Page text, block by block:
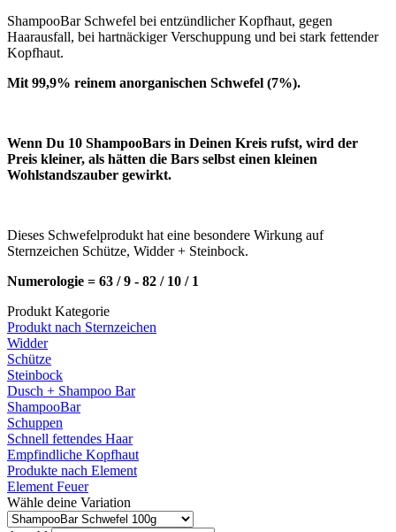
ShampooBar Schwefel bei entzündlicher Kopfhaut, gegen
Haarausfall, bei hartnäckiger Verschuppung und bei stark fettender
Kopfhaut.
Mit 99,9% reinem anorganischen Schwefel (7%).
Wenn Du 10 ShampooBars in Deinen Kreis rufst, wird der
Preis kleiner, als hätten die Bars selbst einen kleinen
Wohlstandszauber gewirkt.
Dieses Schwefelprodukt hat eine besondere Wirkung auf
Sternzeichen Schütze, Widder + Steinbock.
Numerologie = 63 / 9 - 82 / 10 / 1
Produkt Kategorie
Produkt nach Sternzeichen
Widder
Schütze
Steinbock
Dusch + Shampoo Bar
ShampooBar
Schuppen
Schnell fettendes Haar
Empfindliche Kopfhaut
Produkte nach Element
Element Feuer
Wähle deine Variation